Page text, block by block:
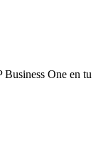
Business One en tu